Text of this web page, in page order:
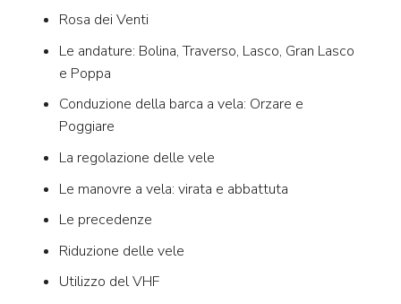
Rosa dei Venti
Le andature: Bolina, Traverso, Lasco, Gran Lasco
e Poppa
Conduzione della barca a vela: Orzare e
Poggiare
La regolazione delle vele
Le manovre a vela: virata e abbattuta
Le precedenze
Riduzione delle vele
Utilizzo del VHF